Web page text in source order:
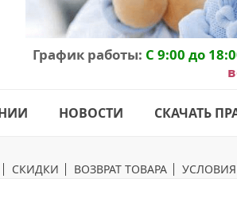
График работы: C 9:00 до
НОВОСТИ СКАЧАТЬ
СКИДКИ ВОЗВРАТ ТОВАРА